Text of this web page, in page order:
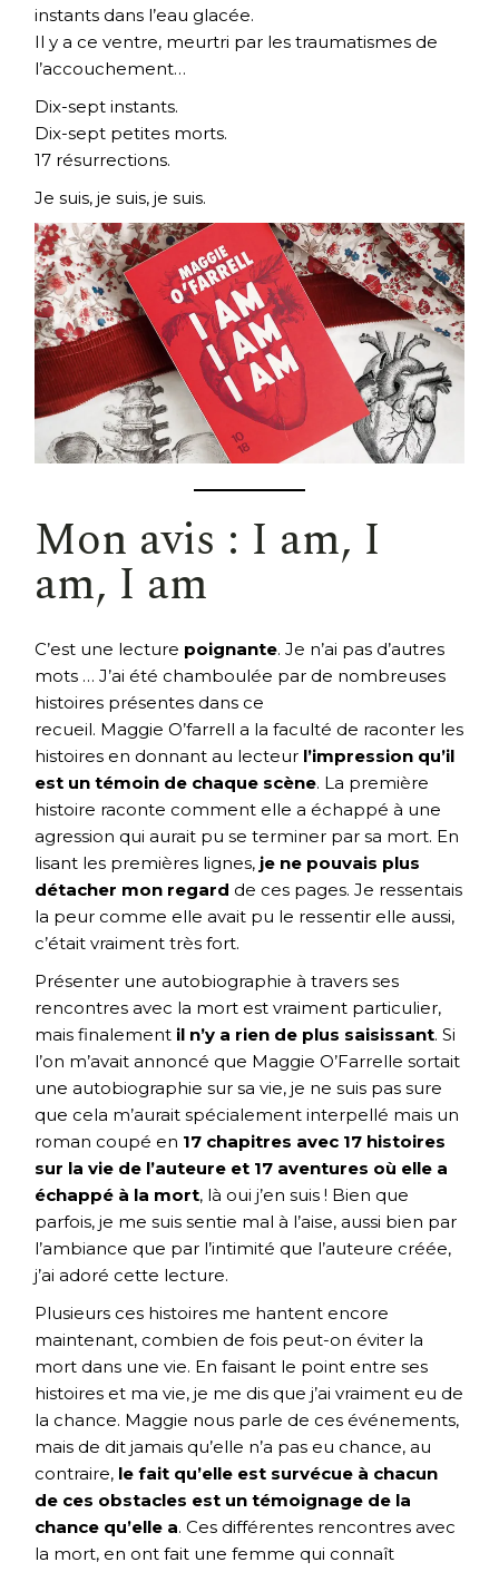
instants dans l’eau glacée.
Il y a ce ventre, meurtri par les traumatismes de
l’accouchement…
Dix-sept instants.
Dix-sept petites morts.
17 résurrections.
Je suis, je suis, je suis.
Mon avis : I am, I
am, I am
C’est une lecture poignante. Je n’ai pas d’autres
mots … J’ai été chamboulée par de nombreuses
histoires présentes dans ce
recueil. Maggie O’farrell a la faculté de raconter les
histoires en donnant au lecteur l’impression qu’il
est un témoin de chaque scène. La première
histoire raconte comment elle a échappé à une
agression qui aurait pu se terminer par sa mort. En
lisant les premières lignes, je ne pouvais plus
détacher mon regard de ces pages. Je ressentais
la peur comme elle avait pu le ressentir elle aussi,
c’était vraiment très fort.
Présenter une autobiographie à travers ses
rencontres avec la mort est vraiment particulier,
mais finalement il n’y a rien de plus saisissant. Si
l’on m’avait annoncé que Maggie O’Farrelle sortait
une autobiographie sur sa vie, je ne suis pas sure
que cela m’aurait spécialement interpellé mais un
roman coupé en 17 chapitres avec 17 histoires
sur la vie de l’auteure et 17 aventures où elle a
échappé à la mort, là oui j’en suis ! Bien que
parfois, je me suis sentie mal à l’aise, aussi bien par
l’ambiance que par l’intimité que l’auteure créée,
j’ai adoré cette lecture.
Plusieurs ces histoires me hantent encore
maintenant, combien de fois peut-on éviter la
mort dans une vie. En faisant le point entre ses
histoires et ma vie, je me dis que j’ai vraiment eu de
la chance. Maggie nous parle de ces événements,
mais de dit jamais qu’elle n’a pas eu chance, au
contraire, le fait qu’elle est survécue à chacun
de ces obstacles est un témoignage de la
chance qu’elle a. Ces différentes rencontres avec
la mort, en ont fait une femme qui connaît